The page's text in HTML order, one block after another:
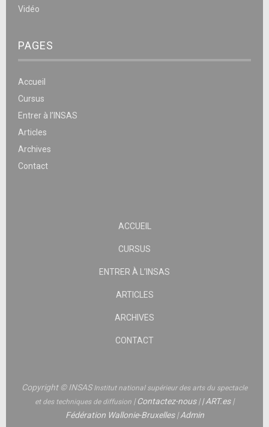
Vidéo
PAGES
Accueil
Cursus
Entrer à l’INSAS
Articles
Archives
Contact
ACCUEIL
CURSUS
ENTRER À L’INSAS
ARTICLES
ARCHIVES
CONTACT
Copyright © INSASInstitut national supérieur des arts du spectacle
et des techniques de diffusion |Contactez-nous||ART.es|
Fédération Wallonie-Bruxelles|Admin